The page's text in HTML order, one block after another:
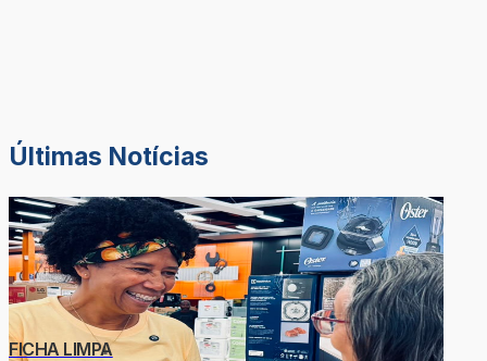
Últimas Notícias
FICHA LIMPA